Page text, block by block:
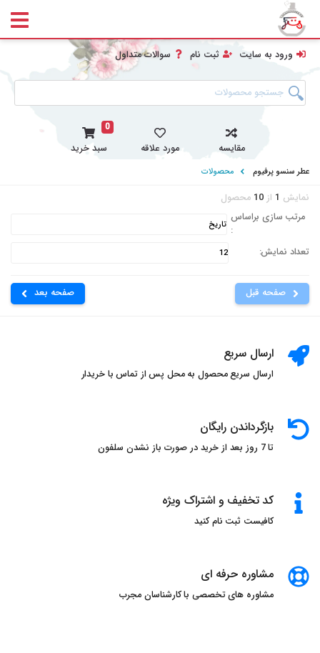
ورود به سایت ثبت نام سوالات متداول
مقایسه مورد علاقه
0
سبد خرید
عطر سنسو پرفیوم محصولات
نمایش 1 از 10 محصول
مرتب سازی براساس
:
تعداد نمایش:
صفحه قبل صفحه بعد
ارسال سریع
ارسال سریع محصول به محل پس از تماس با خریدار
بازگرداندن رایگان
تا 7 روز بعد از خرید در صورت باز نشدن سلفون
کد تخفیف و اشتراک ویژه
کافیست ثبت نام کنید
مشاوره حرفه ای
مشاوره های تخصصی با کارشناسان مجرب